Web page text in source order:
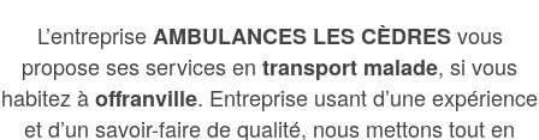
L’entrepriseAMBULANCES LES CÈDRESvous
propose ses services en transport malade, si vous
habitez àoffranville. Entreprise usant d’une expérience
et d’un savoir-faire de qualité, nous mettons tout en